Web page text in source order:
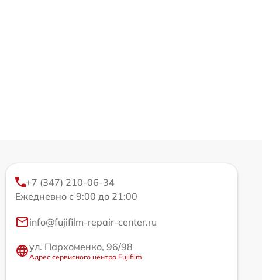
+7 (347) 210-06-34
Ежедневно с 9:00 до 21:00
info@fujifilm-repair-center.ru
ул. Пархоменко, 96/98
Адрес сервисного центра Fujifilm